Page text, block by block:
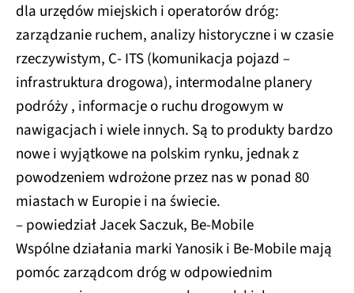
dla urzędów miejskich i operatorów dróg:
zarządzanie ruchem, analizy historyczne i w czasie
rzeczywistym, C- ITS (komunikacja pojazd –
infrastruktura drogowa), intermodalne planery
podróży , informacje o ruchu drogowym w
nawigacjach i wiele innych. Są to produkty bardzo
nowe i wyjątkowe na polskim rynku, jednak z
powodzeniem wdrożone przez nas w ponad 80
miastach w Europie i na świecie.
– powiedział Jacek Saczuk, Be-Mobile
Wspólne działania marki Yanosik i Be-Mobile mają
pomóc zarządcom dróg w odpowiednim